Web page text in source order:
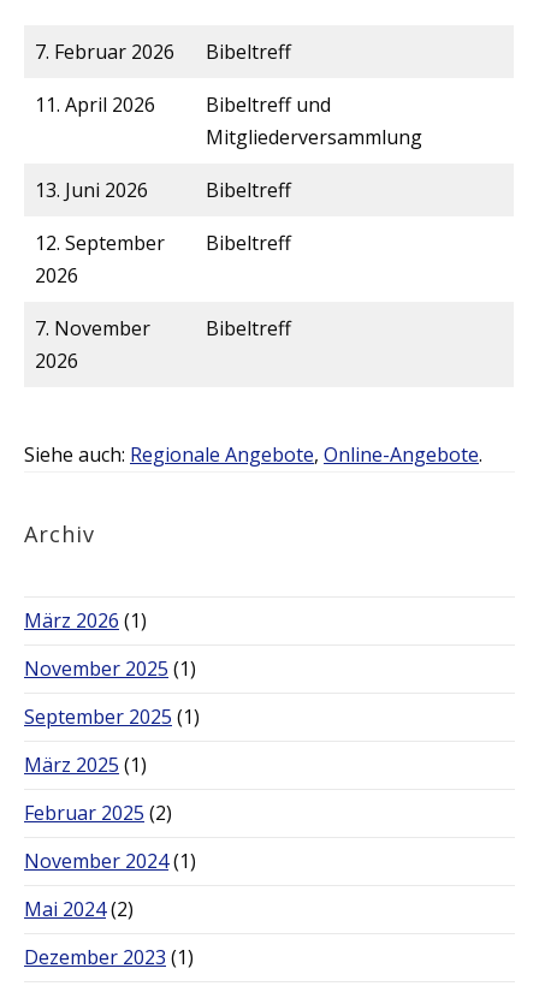
7. Februar 2026
Bibeltreff
11. April 2026
Bibeltreff und
Mitgliederversammlung
13. Juni 2026
Bibeltreff
12. September
2026
Bibeltreff
7. November
2026
Bibeltreff
Siehe auch: Regionale Angebote, Online-Angebote.
Archiv
März 2026 (1)
November 2025 (1)
September 2025 (1)
März 2025 (1)
Februar 2025 (2)
November 2024(1)
Mai 2024(2)
Dezember 2023 (1)